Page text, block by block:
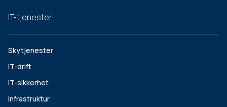
IT-tjenester
Skytjenester
IT-drift
IT-sikkerhet
Infrastruktur